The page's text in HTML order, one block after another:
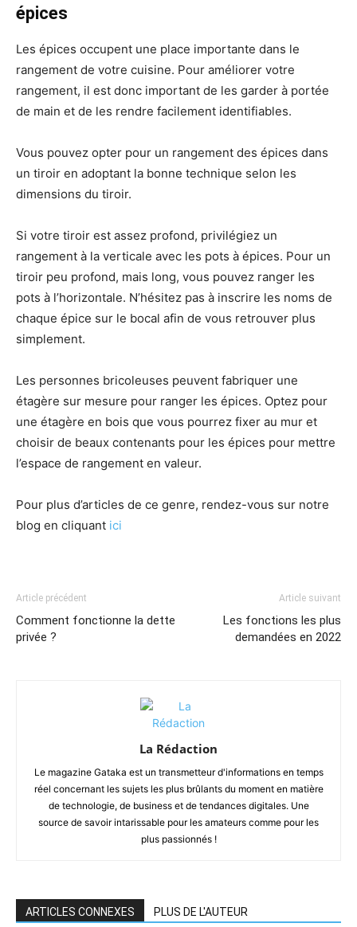
épices
Les épices occupent une place importante dans le
rangement de votre cuisine. Pour améliorer votre
rangement, il est donc important de les garder à portée
de main et de les rendre facilement identifiables.
Vous pouvez opter pour un rangement des épices dans
un tiroir en adoptant la bonne technique selon les
dimensions du tiroir.
Si votre tiroir est assez profond, privilégiez un
rangement à la verticale avec les pots à épices. Pour un
tiroir peu profond, mais long, vous pouvez ranger les
pots à l’horizontale. N’hésitez pas à inscrire les noms de
chaque épice sur le bocal afin de vous retrouver plus
simplement.
Les personnes bricoleuses peuvent fabriquer une
étagère sur mesure pour ranger les épices. Optez pour
une étagère en bois que vous pourrez fixer au mur et
choisir de beaux contenants pour les épices pour mettre
l’espace de rangement en valeur.
Pour plus d’articles de ce genre, rendez-vous sur notre
blog en cliquant ici
Article précédent
Comment fonctionne la dette
privée ?
Article suivant
Les fonctions les plus
demandées en 2022
La Rédaction
Le magazine Gataka est un transmetteur d'informations en temps
réel concernant les sujets les plus brûlants du moment en matière
de technologie, de business et de tendances digitales. Une
source de savoir intarissable pour les amateurs comme pour les
plus passionnés !
ARTICLES CONNEXES PLUS DE L'AUTEUR